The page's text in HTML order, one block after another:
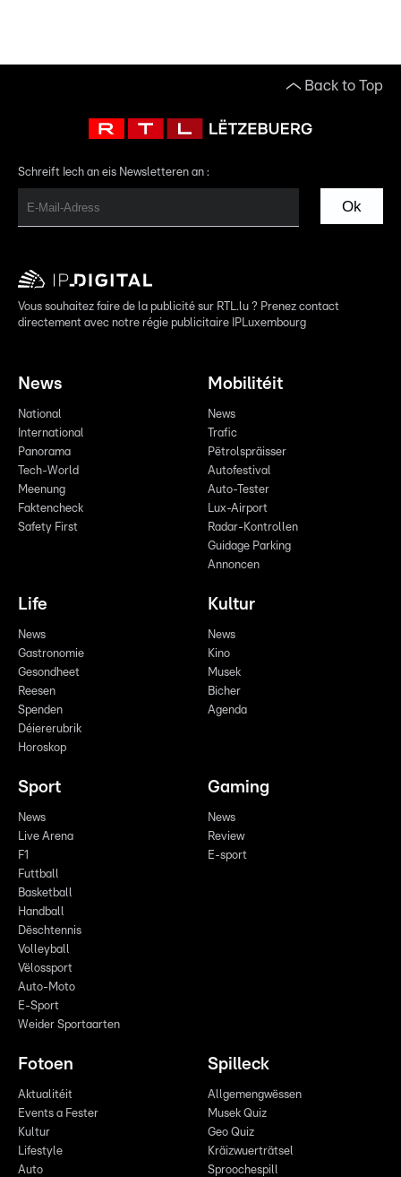
Back to Top
Schreift Iech an eis Newsletteren an :
Ok
Vous souhaitez faire de la publicité sur RTL.lu ? Prenez contact
directement avec notre régie publicitaire IPLuxembourg
News
National
International
Panorama
Tech-World
Meenung
Faktencheck
Safety First
Mobilitéit
News
Trafic
Pëtrolspräisser
Autofestival
Auto-Tester
Lux-Airport
Radar-Kontrollen
Guidage Parking
Annoncen
Life
News
Gastronomie
Gesondheet
Reesen
Spenden
Déiererubrik
Horoskop
Kultur
News
Kino
Musek
Bicher
Agenda
Sport
News
Live Arena
F1
Futtball
Basketball
Handball
Dëschtennis
Volleyball
Vëlossport
Auto-Moto
E-Sport
Weider Sportaarten
Gaming
News
Review
E-sport
Fotoen
Aktualitéit
Events a Fester
Kultur
Lifestyle
Auto
Spilleck
Allgemengwëssen
Musek Quiz
Geo Quiz
Kräizwuerträtsel
Sproochespill